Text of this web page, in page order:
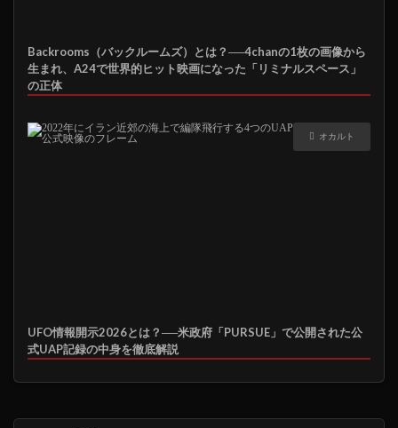
Backrooms（バックルームズ）とは？──4chanの1枚の画像から
生まれ、A24で世界的ヒット映画になった「リミナルスペース」
の正体
オカルト
UFO情報開示2026とは？──米政府「PURSUE」で公開された公
式UAP記録の中身を徹底解説